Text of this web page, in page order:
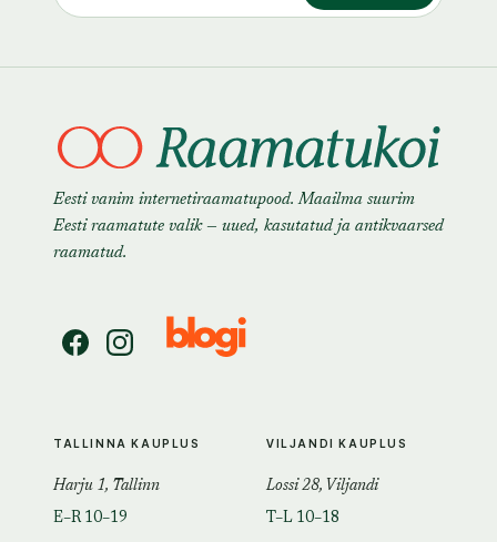
Eesti vanim internetiraamatupood. Maailma suurim
Eesti raamatute valik — uued, kasutatud ja antikvaarsed
raamatud.
TALLINNA KAUPLUS
Harju 1, Tallinn
E–R 10–19
VILJANDI KAUPLUS
Lossi 28, Viljandi
T–L 10–18